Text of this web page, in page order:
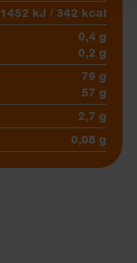
1452 kJ / 342 kcal
0,4 g
0,2 g
79 g
57 g
2,7 g
0,08 g